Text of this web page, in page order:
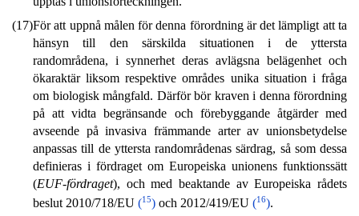
(17)För att uppnå målen för denna förordning är det lämpligt att ta
hänsyn till den särskilda situationen i de yttersta
randområdena, i synnerhet deras avlägsna belägenhet och
ökaraktär liksom respektive områdes unika situation i fråga
om biologisk mångfald. Därför bör kraven i denna förordning
på att vidta begränsande och förebyggande åtgärder med
avseende på invasiva främmande arter av unionsbetydelse
anpassas till de yttersta randområdenas särdrag, så som dessa
definieras i fördraget om Europeiska unionens funktionssätt
(EUF-fördraget), och med beaktande av Europeiska rådets
beslut 2010/718/EU (15) och 2012/419/EU (16).